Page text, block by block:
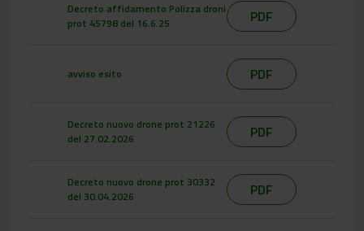
Decreto affidamento Polizza droni
prot 45798 del 16.6.25
PDF
avviso esito PDF
Decreto nuovo drone prot 21226
del 27.02.2026
PDF
Decreto nuovo drone prot 30332
del 30.04.2026
PDF